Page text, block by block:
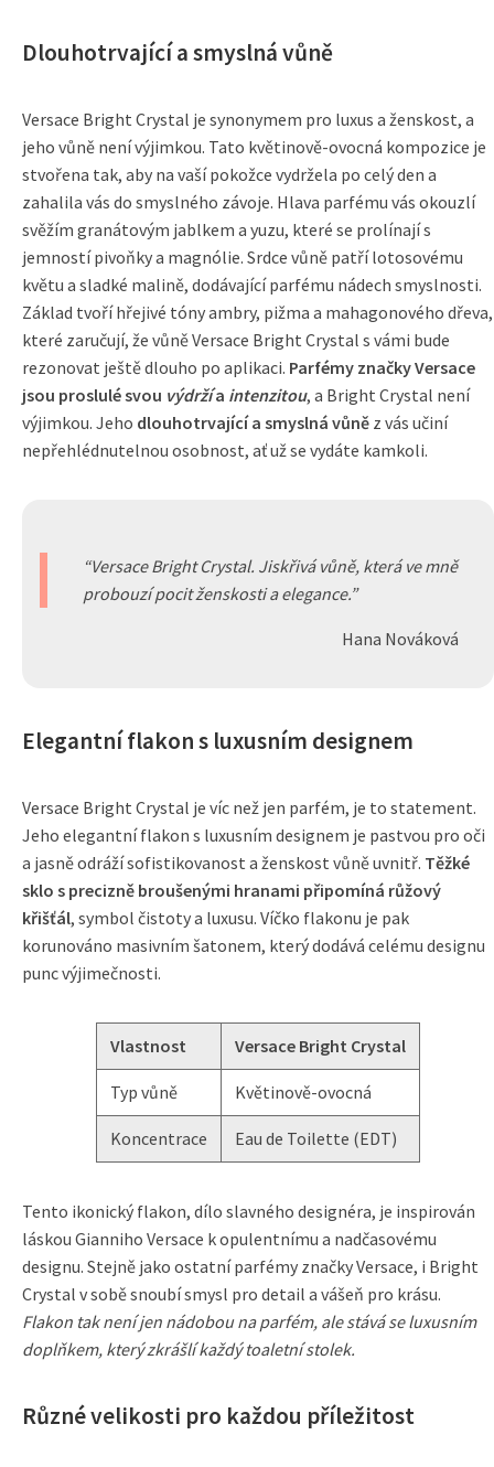
Dlouhotrvající a smyslná vůně
Versace Bright Crystal je synonymem pro luxus a ženskost, a
jeho vůně není výjimkou. Tato květinově-ovocná kompozice je
stvořena tak, aby na vaší pokožce vydržela po celý den a
zahalila vás do smyslného závoje. Hlava parfému vás okouzlí
svěžím granátovým jablkem a yuzu, které se prolínají s
jemností pivoňky a magnólie. Srdce vůně patří lotosovému
květu a sladké malině, dodávající parfému nádech smyslnosti.
Základ tvoří hřejivé tóny ambry, pižma a mahagonového dřeva,
které zaručují, že vůně Versace Bright Crystal s vámi bude
rezonovat ještě dlouho po aplikaci. Parfémy značky Versace
jsou proslulé svou výdržía intenzitou, a Bright Crystal není
výjimkou. Jeho dlouhotrvající a smyslná vůně z vás učiní
nepřehlédnutelnou osobnost, ať už se vydáte kamkoli.
Versace Bright Crystal. Jiskřivá vůně, která ve mně
probouzí pocit ženskosti a elegance.
Hana Nováková
Elegantní flakon s luxusním designem
Versace Bright Crystal je víc než jen parfém, je to statement.
Jeho elegantní flakon s luxusním designem je pastvou pro oči
a jasně odráží sofistikovanost a ženskost vůně uvnitř. Těžké
sklo s precizně broušenými hranami připomíná růžový
křišťál, symbol čistoty a luxusu. Víčko flakonu je pak
korunováno masivním šatonem, který dodává celému designu
punc výjimečnosti.
Vlastnost Versace Bright Crystal
Typ vůně Květinově-ovocná
Koncentrace Eau de Toilette (EDT)
Tento ikonický flakon, dílo slavného designéra, je inspirován
láskou Gianniho Versace k opulentnímu a nadčasovému
designu. Stejně jako ostatní parfémy značky Versace, i Bright
Crystal v sobě snoubí smysl pro detail a vášeň pro krásu.
Flakon tak není jen nádobou na parfém, ale stává se luxusním
doplňkem, který zkrášlí každý toaletní stolek.
Různé velikosti pro každou příležitost